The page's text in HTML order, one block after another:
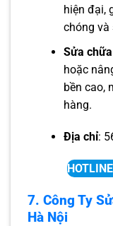
hiện đại,
chóng và
Sửa
hoặc
bền cao,
hàng.
Địa chỉ:
7. Công Ty
Hà Nội